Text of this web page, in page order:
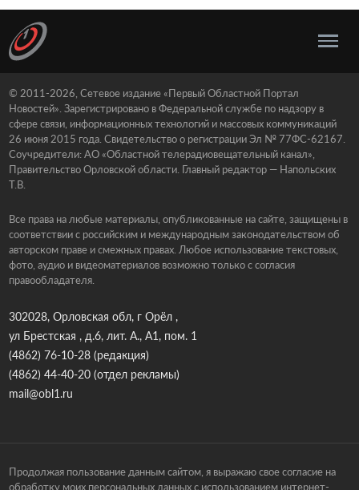
© 2011-2026, Сетевое издание «Первый Областной Портал
Новостей». Зарегистрировано в Федеральной службе по надзору в
сфере связи, информационных технологий и массовых коммуникаций
26 июня 2015 года. Свидетельство о регистрации Эл № 77ФС-62167.
Соучредители: АО «Областной телерадиовещательный канал»,
Правительство Орловской области. Главный редактор — Напольских
Т.В.
Все права на любые материалы, опубликованные на сайте, защищены в
соответствии с российским и международным законодательством об
авторском праве и смежных правах. Любое использование текстовых,
фото, аудио и видеоматериалов возможно только с согласия
правообладателя.
302028, Орловская обл, г Орёл ,
ул Брестская , д.6, лит. А., А1, пом. 1
(4862) 76-10-28(редакция)
(4862) 44-40-20(отдел рекламы)
mail@obl1.ru
Продолжая пользование данным сайтом, я выражаю свое согласие на
обработку моих персональных данных с использованием интернет-